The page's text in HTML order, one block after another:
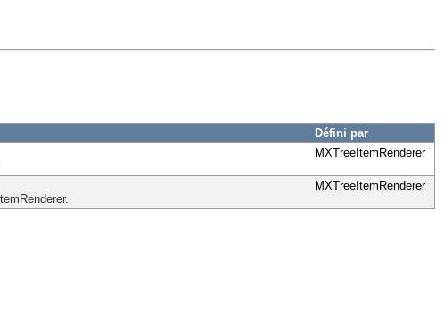
Défini par
MXTreeItemRenderer
MXTreeItemRenderer